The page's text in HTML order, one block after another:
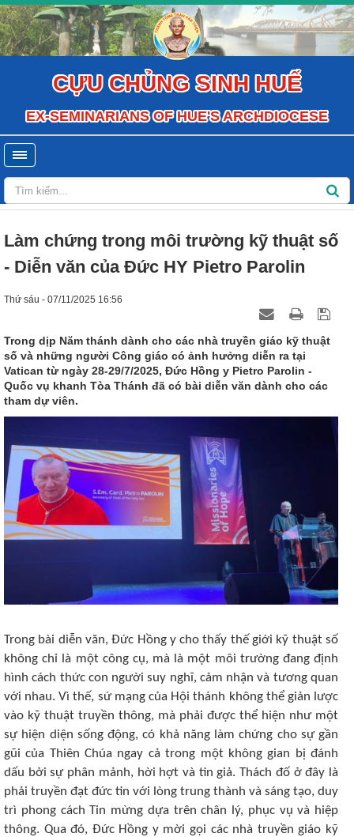
CỰU CHỦNG SINH HUẾ
EX-SEMINARIANS OF HUE'S ARCHDIOCESE
Làm chứng trong môi trường kỹ thuật số
- Diễn văn của Đức HY Pietro Parolin
Thứ sáu - 07/11/2025 16:56
Trong dịp Năm thánh dành cho các nhà truyền giáo kỹ thuật
số và những người Công giáo có ảnh hưởng diễn ra tại
Vatican từ ngày 28-29/7/2025, Đức Hồng y Pietro Parolin -
Quốc vụ khanh Tòa Thánh đã có bài diễn văn dành cho các
tham dự viên.
Trong bài diễn văn, Đức Hồng y cho thấy thế giới kỹ thuật số
không chỉ là một công cụ, mà là một môi trường đang định
hình cách thức con người suy nghĩ, cảm nhận và tương quan
với nhau. Vì thế, sứ mạng của Hội thánh không thể giản lược
vào kỹ thuật truyền thông, mà phải được thể hiện như một
sự hiện diện sống động, có khả năng làm chứng cho sự gần
gũi của Thiên Chúa ngay cả trong một không gian bị đánh
dấu bởi sự phân mảnh, hời hợt và tin giả. Thách đố ở đây là
phải truyền đạt đức tin với lòng trung thành và sáng tạo, duy
trì phong cách Tin mừng dựa trên chân lý, phục vụ và hiệp
thông. Qua đó, Đức Hồng y mời gọi các nhà truyền giáo kỹ